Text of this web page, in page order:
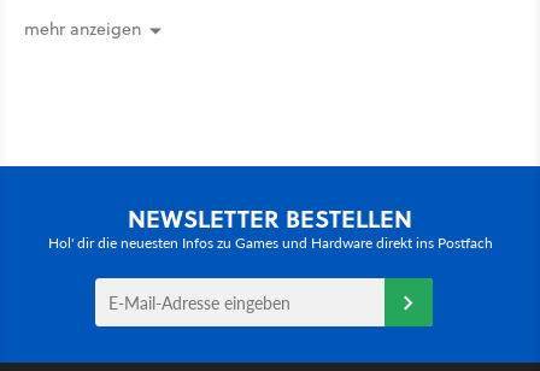
mehr anzeigen
NEWSLETTER BESTELLEN
Hol' dir die neuesten Infos zu Games und Hardware direkt ins Postfach